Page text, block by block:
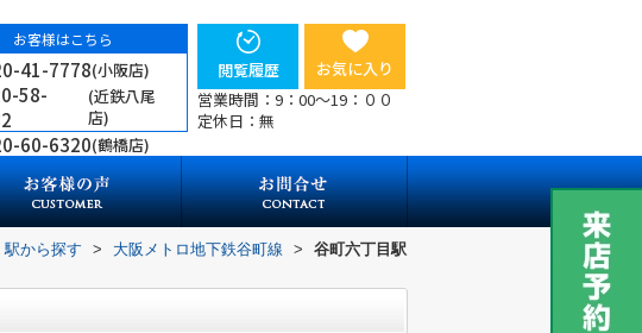
お客様はこちら
41-7778(小阪店)
58-
(近鉄八尾
店)
60-6320(鶴橋店)
閲覧履歴
お気に入り
営業時間：9：00～19：００
定休日：無
駅から探す > 大阪メトロ地下鉄谷町線 >
谷町六丁目駅